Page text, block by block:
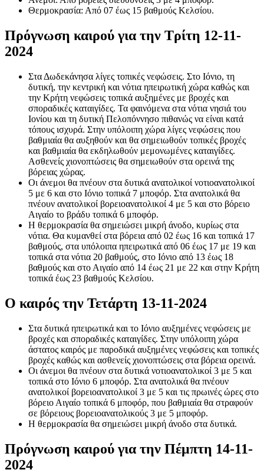
Θερμοκρασία: Από 07 έως 15 βαθμούς Κελσίου.
Πρόγνωση καιρού για την Τρίτη 12-11-
2024
Στα Δωδεκάνησα λίγες τοπικές νεφώσεις. Στο Ιόνιο, τη
δυτική, την κεντρική και νότια ηπειρωτική χώρα καθώς και
την Κρήτη νεφώσεις τοπικά αυξημένες με βροχές και
σποραδικές καταιγίδες. Τα φαινόμενα στα νότια νησιά του
Ιονίου και τη δυτική Πελοπόννησο πιθανώς να είναι κατά
τόπους ισχυρά. Στην υπόλοιπη χώρα λίγες νεφώσεις που
βαθμιαία θα αυξηθούν και θα σημειωθούν τοπικές βροχές
και βαθμιαία θα εκδηλωθούν μεμονωμένες καταιγίδες.
Ασθενείς χιονοπτώσεις θα σημειωθούν στα ορεινά της
βόρειας χώρας.
Οι άνεμοι θα πνέουν στα δυτικά ανατολικοί νοτιοανατολικοί
5 με 6 και στο Ιόνιο τοπικά 7 μποφόρ. Στα ανατολικά θα
πνέουν ανατολικοί βορειοανατολικοί 4 με 5 και στο βόρειο
Αιγαίο το βράδυ τοπικά 6 μποφόρ.
Η θερμοκρασία θα σημειώσει μικρή άνοδο, κυρίως στα
νότια. Θα κυμανθεί στα βόρεια από 02 έως 16 και τοπικά 17
βαθμούς, στα υπόλοιπα ηπειρωτικά από 06 έως 17 με 19 και
τοπικά στα νότια 20 βαθμούς, στο Ιόνιο από 13 έως 18
βαθμούς και στο Αιγαίο από 14 έως 21 με 22 και στην Κρήτη
τοπικά έως 23 βαθμούς Κελσίου.
Ο καιρός την Τετάρτη 13-11-2024
Στα δυτικά ηπειρωτικά και το Ιόνιο αυξημένες νεφώσεις με
βροχές και σποραδικές καταιγίδες. Στην υπόλοιπη χώρα
άστατος καιρός με παροδικά αυξημένες νεφώσεις και τοπικές
βροχές καθώς και ασθενείς χιονοπτώσεις στα βόρεια ορεινά.
Οι άνεμοι θα πνέουν στα δυτικά νοτιοανατολικοί 3 με 5 και
τοπικά στο Ιόνιο 6 μποφόρ. Στα ανατολικά θα πνέουν
ανατολικοί βορειοανατολικοί 3 με 5 και τις πρωινές ώρες στο
βόρειο Αιγαίο τοπικά 6 μποφόρ, που βαθμιαία θα στραφούν
σε βόρειους βορειοανατολικούς 3 με 5 μποφόρ.
Η θερμοκρασία θα σημειώσει μικρή άνοδο στα δυτικά.
Πρόγνωση καιρού για την Πέμπτη 14-11-
2024